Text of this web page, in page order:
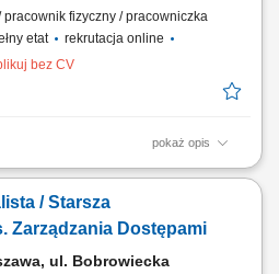
fizyczny / pracowniczka
etat
rekrutacja online
bez CV
pokaż opis
serwerów zgodnie z
jakości, składanie
przygotowywanie urządzeń do dalszej
zgodnie z harmonogramem
/ Starsza
Zarządzania Dostępami
ul. Bobrowiecka